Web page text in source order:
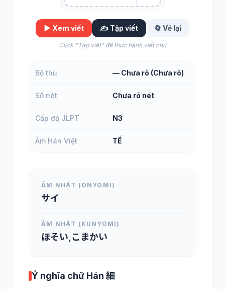
▶️ Xem viết ✍️ Tập viết 🔄 Vẽ lại
Click "Tập viết" để thực hành viết chữ
Bộ thủ — Chưa rõ (Chưa rõ)
Số nét Chưa rõ nét
Cấp độ JLPT N3
Âm Hán Việt TẾ
ÂM NHẬT (ONYOMI)
サイ
ÂM NHẬT (KUNYOMI)
ほそい,こまかい
Ý nghĩa chữ Hán 細